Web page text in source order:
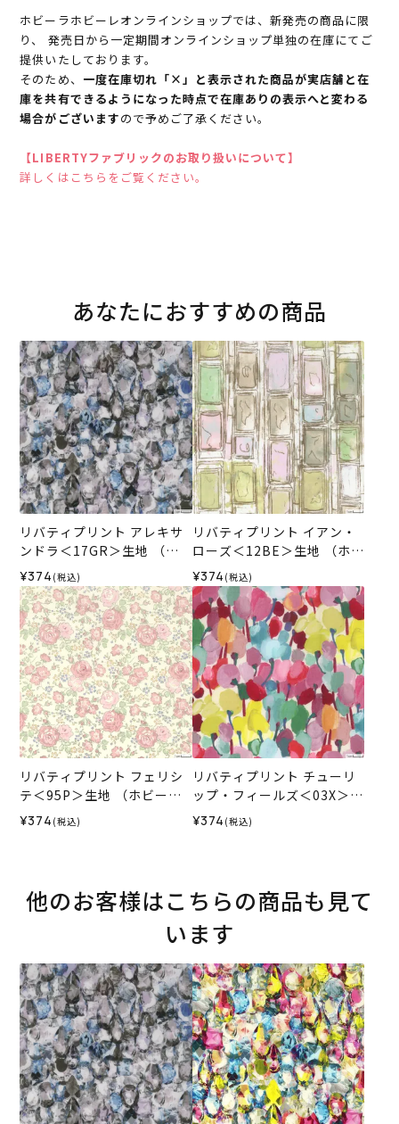
ホビーラホビーレオンラインショップでは、新発売の商品に限
り、 発売日から一定期間オンラインショップ単独の在庫にてご
提供いたしております。
そのため、 一度在庫切れ「×」と表示された商品が実店舗と在
庫を共有できるようになった時点で在庫ありの表示へと変わる
場合がございますので予めご了承ください。
【LIBERTYファブリックのお取り扱いについて】
詳しくはこちらをご覧ください。
あなたにおすすめの商品
リバティプリント アレキサ
ンドラ＜17GR＞生地 （ホ
ビーラホビーレオリジナ
ル）2026SS
¥374 (税込)
リバティプリント イアン・
ローズ＜12BE＞生地 （ホビ
ーラホビーレオリジナル）2
026SS
¥374 (税込)
リバティプリント フェリシ
テ＜95P＞生地 （ホビーラ
ホビーレオリジナル）2026
¥374 (税込)
リバティプリント チューリ
ップ・フィールズ＜03X＞生
地 （ホビーラホビーレオリ
ジナル）2026SS
¥374 (税込)
他のお客様はこちらの商品も見て
います